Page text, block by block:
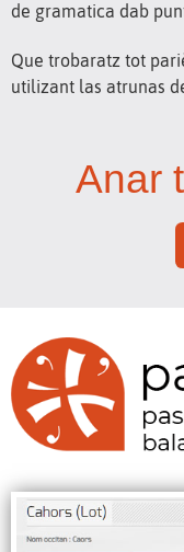
de gramatica dab
Que trobaratz tot
utilizant las atrunas
Anar